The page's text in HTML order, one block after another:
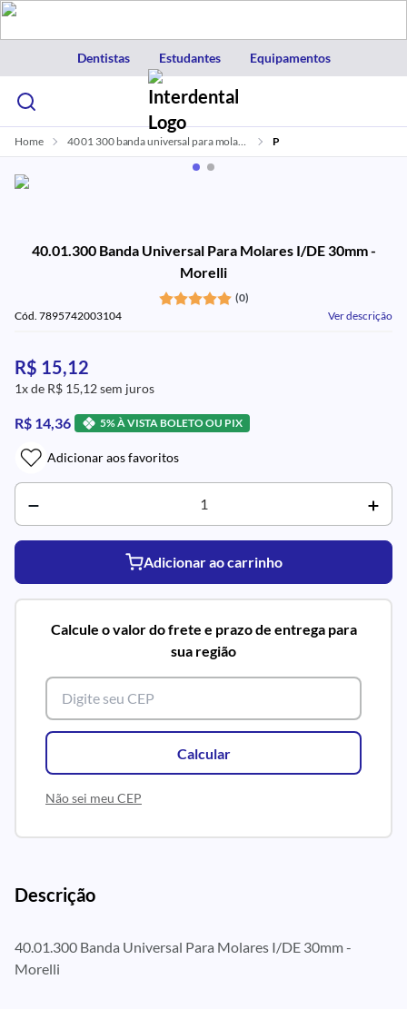
Dentistas Estudantes Equipamentos
Home 40 01 300 banda universal para molares i de 30mm morelli P
40.01.300 Banda Universal Para Molares I/DE 30mm -
Morelli
(0)
Cód. 7895742003104
Ver descrição
R$ 15,12
1x de R$ 15,12 sem juros
R$ 14,36 5% À VISTA BOLETO OU PIX
Adicionar aos favoritos
Adicionar ao carrinho
Calcule o valor do frete e prazo de entrega para
sua região
Calcular
Não sei meu CEP
Descrição
40.01.300 Banda Universal Para Molares I/DE 30mm -
Morelli